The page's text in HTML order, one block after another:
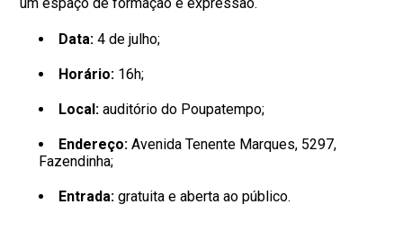
Data:4 de julho;
Horário:16h;
Local:auditório do Poupatempo;
Endereço:Avenida Tenente Marques, 5297,
Fazendinha;
Entrada:gratuita e aberta ao público.